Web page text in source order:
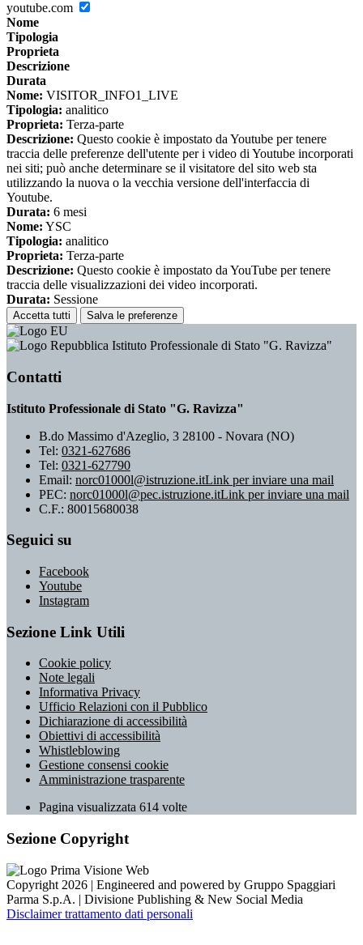
youtube.com
Nome
Tipologia
Proprieta
Descrizione
Durata
Nome: VISITOR_INFO1_LIVE
Tipologia: analitico
Proprieta: Terza-parte
Descrizione: Questo cookie è impostato da Youtube per tenere
traccia delle preferenze dell'utente per i video di Youtube incorporati
nei siti; può anche determinare se il visitatore del sito web sta
utilizzando la nuova o la vecchia versione dell'interfaccia di
Youtube.
Durata: 6 mesi
Nome: YSC
Tipologia: analitico
Proprieta: Terza-parte
Descrizione: Questo cookie è impostato da YouTube per tenere
traccia delle visualizzazioni dei video incorporati.
Durata: Sessione
Accetta tutti Salva le preferenze
Istituto Professionale di Stato "G. Ravizza"
Contatti
Istituto Professionale di Stato "G. Ravizza"
B.do Massimo d'Azeglio, 3 28100 - Novara (NO)
Tel: 0321-627686
Tel: 0321-627790
Email: norc01000l@istruzione.itLink per inviare una mail
PEC: norc01000l@pec.istruzione.itLink per inviare una mail
C.F.: 80015680038
Seguici su
Facebook
Youtube
Instagram
Sezione Link Utili
Cookie policy
Note legali
Informativa Privacy
Ufficio Relazioni con il Pubblico
Dichiarazione di accessibilità
Obiettivi di accessibilità
Whistleblowing
Gestione consensi cookie
Amministrazione trasparente
Pagina visualizzata 614 volte
Sezione Copyright
Copyright 2026 | Engineered and powered by Gruppo Spaggiari
Parma S.p.A. | Divisione Publishing & New Social Media
Disclaimer trattamento dati personali